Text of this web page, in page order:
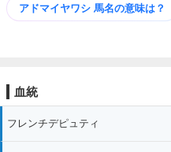
アドマイヤワシ 馬名の意味は？
血統
フレンチデピュティ